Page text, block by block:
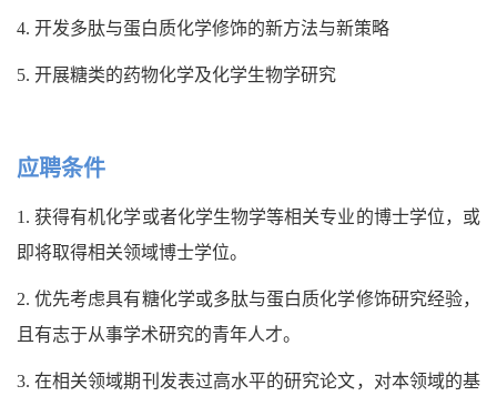
4. 开发多肽与蛋白质化学修饰的新方法与新策略
5. 开展糖类的药物化学及化学生物学研究
应聘条件
1. 获得有机化学或者化学生物学等相关专业的博士学位，或
即将取得相关领域博士学位。
2. 优先考虑具有糖化学或多肽与蛋白质化学修饰研究经验，
且有志于从事学术研究的青年人才。
3. 在相关领域期刊发表过高水平的研究论文，对本领域的基